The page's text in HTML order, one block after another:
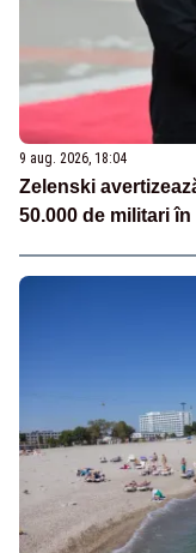
9 aug. 2026, 18:04
Zelenski
50.000 de militari